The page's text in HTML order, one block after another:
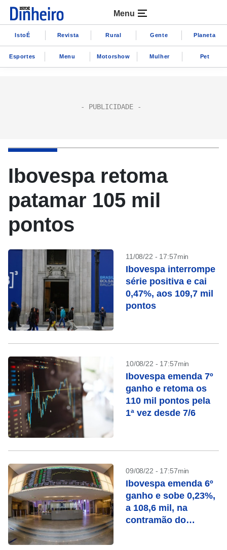
Menu
IstoÉ Revista Rural Gente Planeta
Esportes Menu Motorshow Mulher Pet
Ibovespa retoma
patamar 105 mil
pontos
11/08/22 - 17:57min
Ibovespa interrompe
série positiva e cai
0,47%, aos 109,7 mil
pontos
10/08/22 - 17:57min
Ibovespa emenda 7º
ganho e retoma os
110 mil pontos pela
1ª vez desde 7/6
09/08/22 - 17:57min
Ibovespa emenda 6º
ganho e sobe 0,23%,
a 108,6 mil, na
contramão do